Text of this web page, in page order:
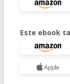
Este ebook